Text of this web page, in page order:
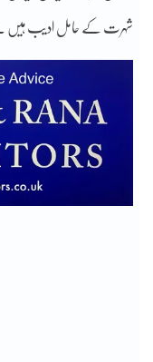
شہرت کے حامل ادیب ہیں ۔